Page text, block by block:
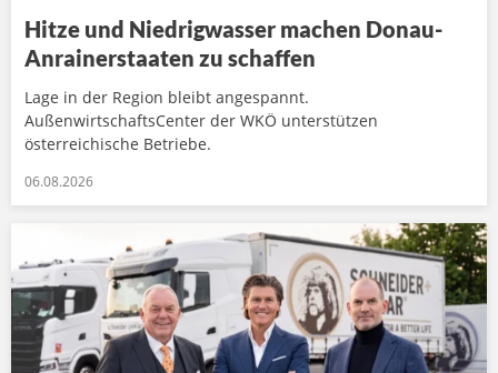
Hitze und Niedrigwasser machen Donau-
Anrainerstaaten zu schaffen
Lage in der Region bleibt angespannt.
AußenwirtschaftsCenter der WKÖ unterstützen
österreichische Betriebe.
06.08.2026